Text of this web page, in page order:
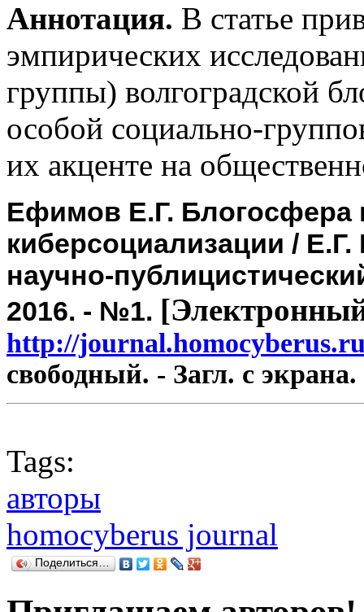
Аннотация. В статье
эмпирических
группы) волгоградской
особой социально-
их акценте на
Ефимов Е.Г. Блогосфера
киберсоциализации /
научно-
2016. - №1.
http://
свободный. - Загл. с экрана.
Tags:
авторы
homocyberus journal
Поделиться…